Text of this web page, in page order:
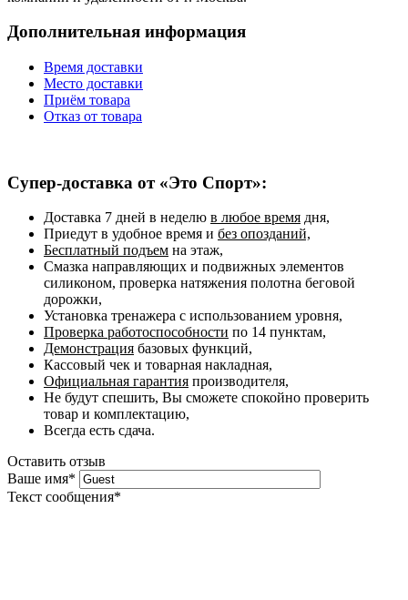
Дополнительная информация
Время доставки
Место доставки
Приём товара
Отказ от товара
Супер-доставка от «Это Спорт»:
Доставка 7 дней в неделю в любое время дня,
Приедут в удобное время и без опозданий,
Бесплатный подъем на этаж,
Смазка направляющих и подвижных элементов
силиконом, проверка натяжения полотна беговой
дорожки,
Установка тренажера с использованием уровня,
Проверка работоспособности по 14 пунктам,
Демонстрация базовых функций,
Кассовый чек и товарная накладная,
Официальная гарантия производителя,
Не будут спешить, Вы сможете спокойно проверить
товар и комплектацию,
Всегда есть сдача.
Оставить отзыв
Ваше имя*
Текст сообщения*